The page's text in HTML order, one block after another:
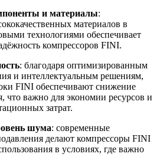
и материалы:
материалов в
технологиями обеспечивает
компрессоров FINI.
: благодаря оптимизированным
и интеллектуальным решениям,
FINI обеспечивают снижение
что важно для экономии ресурсов и
затрат.
шума: современные
делают компрессоры FINI
в условиях, где важно